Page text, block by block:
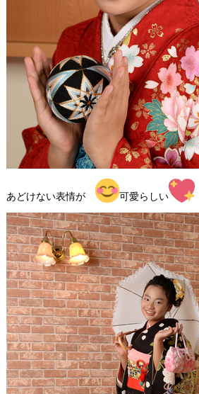
あどけない表情が 可愛らしい